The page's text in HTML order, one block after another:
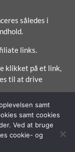
således i
links.
klikket på et link,
til at drive
samt
samt cookies
Ved at bruge
cookie- og